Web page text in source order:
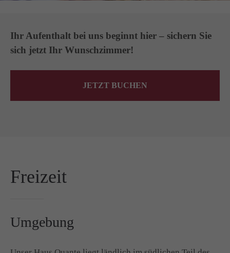
Ihr Aufenthalt bei uns beginnt hier – sichern Sie
sich jetzt Ihr Wunschzimmer!
JETZT BUCHEN
Freizeit
Umgebung